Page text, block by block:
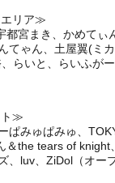
リア≫
都宮まき、かめてぃ
てゃん、土屋翼(ミ
らいと、らいふが
ト≫
ぱみゅぱみゅ、
＆the tears of knight
、luv、ZiDol（オー